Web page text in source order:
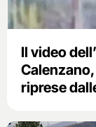
Il video
riprese